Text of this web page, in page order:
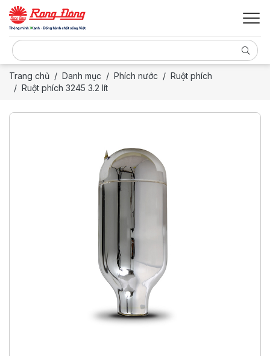
Trang chủ Danh mục Phích nước
Ruột phích
Ruột phích 3245 3.2 lít